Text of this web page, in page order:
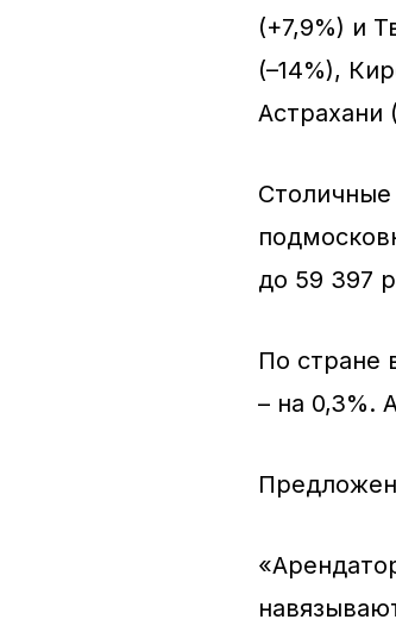
(+7,9%) и
(–14%),
Астрахани
Столичные
до 59 397
По стране
– на 0,3%.